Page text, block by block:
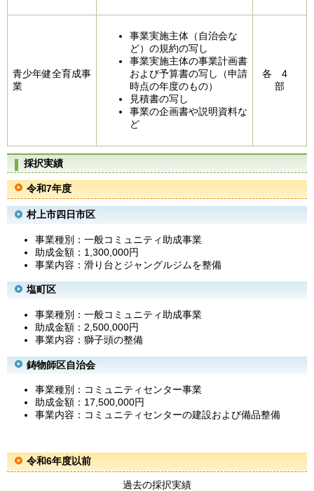
青少年健全育成事
業
事業実施主体（自治会な
ど）の規約の写し
事業実施主体の事業計画書
および予算書の写し（申請
時点の年度のもの）
見積書の写し
事業の企画書や説明資料な
ど
各 4
部
採択実績
令和7年度
村上市四日市区
​事業種別：一般コミュニティ助成事業
助成金額：1,300,000円
事業内容：滑り台とジャングルジムを整備
塩町区
事業種別：一般コミュニティ助成事業
助成金額：2,500,000円
事業内容：獅子頭の整備
鋳物師区自治会
事業種別：コミュニティセンター事業
助成金額：17,500,000円
事業内容：コミュニティセンターの建設および備品整備
令和6年度以前
過去の採択実績